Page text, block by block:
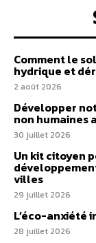
Comment le
hydrique et
2 août 2026
Développer
non humaines
30 juillet 2026
Un kit citoyen
villes
29 juillet 2026
L’éco-anxiété
28 juillet 2026